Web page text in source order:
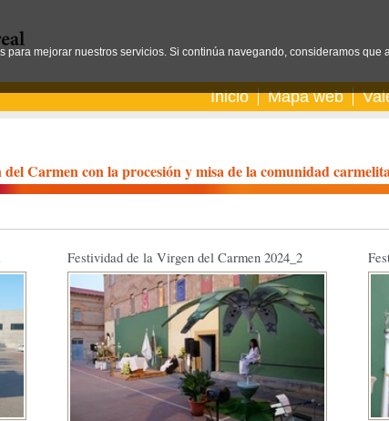
Inicio Mapa web
Carmen con la procesión y misa de la comunidad
Festividad de la Virgen del Carmen 2024_2
para mejorar nuestros servicios. Si continúa navegando, consideramos que